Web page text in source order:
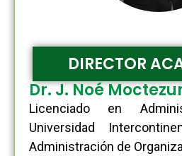
DIRECTOR
Dr. J. Noé
Licenciado en
Universidad
Administración de